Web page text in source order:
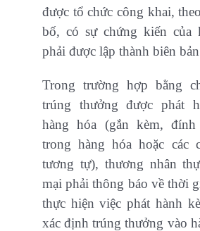
được tổ chức công khai,
bố, có sự chứng kiến của
phải được lập thành biên
Trong trường hợp bằng
trúng thưởng được phát
hàng hóa (gắn kèm,
trong hàng hóa hoặc các
tương tự), thương nhân
mại phải thông báo về thời
thực hiện việc phát hành
xác định trúng thưởng vào